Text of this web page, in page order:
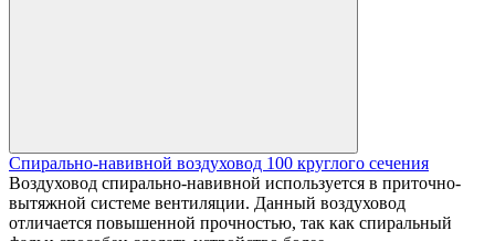
Спирально-навивной воздуховод 100 круглого сечения
Воздуховод спирально-навивной используется в приточно-
вытяжной системе вентиляции. Данный воздуховод
отличается повышенной прочностью, так как спиральный